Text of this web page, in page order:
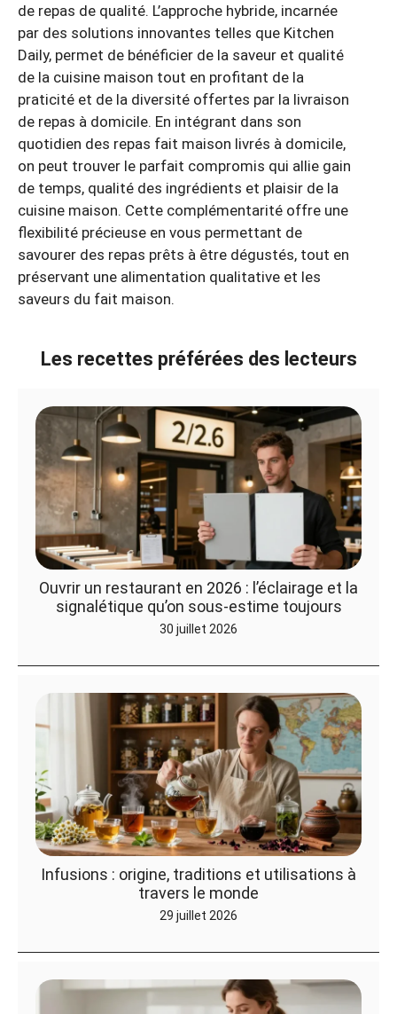
de repas de qualité. L’approche hybride, incarnée
par des solutions innovantes telles que Kitchen
Daily, permet de bénéficier de la saveur et qualité
de la cuisine maison tout en profitant de la
praticité et de la diversité offertes par la livraison
de repas à domicile. En intégrant dans son
quotidien des repas fait maison livrés à domicile,
on peut trouver le parfait compromis qui allie gain
de temps, qualité des ingrédients et plaisir de la
cuisine maison. Cette complémentarité offre une
flexibilité précieuse en vous permettant de
savourer des repas prêts à être dégustés, tout en
préservant une alimentation qualitative et les
saveurs du fait maison.
Les recettes préférées des lecteurs
Ouvrir un restaurant en 2026 : l’éclairage et la
signalétique qu’on sous-estime toujours
30 juillet 2026
Infusions : origine, traditions et utilisations à
travers le monde
29 juillet 2026